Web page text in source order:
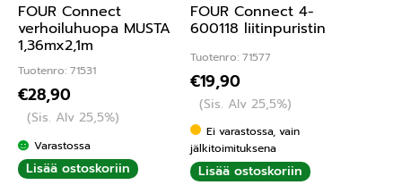
FOUR Connect
verhoiluhuopa MUSTA
1,36mx2,1m
Tuotenro: 71531
€28,90
(Sis. Alv 25,5%)
Varastossa
Lisää ostoskoriin
FOUR Connect 4-
600118 liitinpuristin
Tuotenro: 71577
€19,90
(Sis. Alv 25,5%)
Ei varastossa, vain
jälkitoimituksena
Lisää ostoskoriin